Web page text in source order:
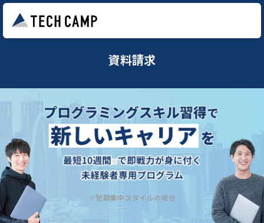
資料請求
※短期集中スタイルの場合